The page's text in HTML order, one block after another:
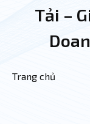
Tải –
Bạn đang ở
Trang chủ